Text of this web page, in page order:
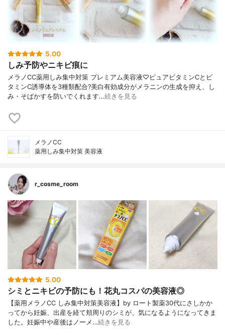
5.00
しみ予防やニキビ痕に
メラノCC薬用しみ集中対策 プレミアム美容液♡ピュアビタミンCとビ
タミンC誘導体を3種類配合?美白有効成分がメラニンの生成を抑え、し
み・そばかすを防いでくれます…続きを見る
メラノCC
薬用しみ集中対策 美容液
r_cosme_room
5.00
シミとニキビの予防にも！花丸コスパの美容液◎
【薬用メラノCC しみ集中対策美容液】by ロート製薬30代にさしかか
ってから妊娠、出産を経て頬周りのシミが、気になるようになってきま
した。妊娠中や産後はノーメ…続きを見る